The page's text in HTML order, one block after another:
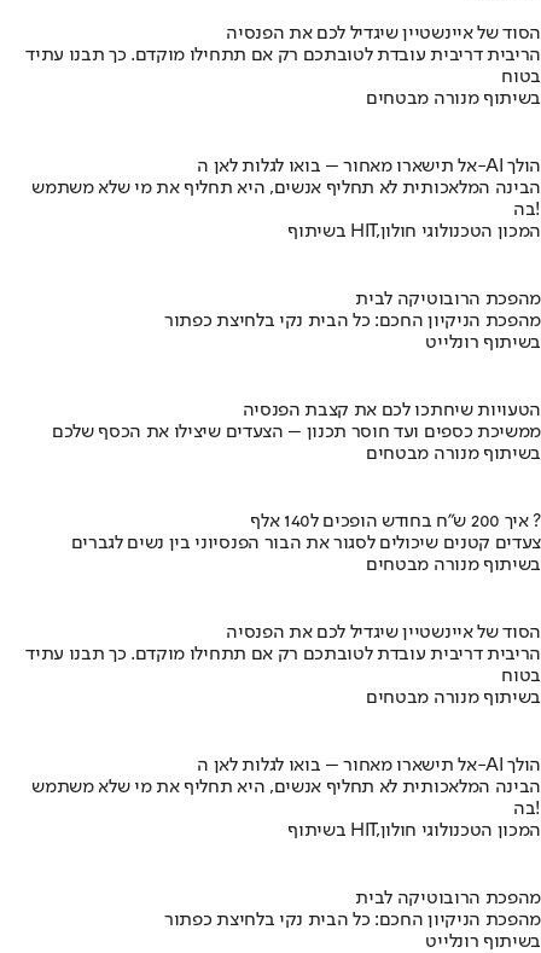
הסוד של איינשטיין שיגדיל לכם את הפנסיה
הריבית דריבית עובדת לטובתכם רק אם תתחילו מוקדם. כך תבנו עתיד
בטוח
בשיתוף מנורה מבטחים
אל תישארו מאחור – בואו לגלות לאן ה-AI הולך
הבינה המלאכותית לא תחליף אנשים, היא תחליף את מי שלא משתמש
בה!
בשיתוף HIT,המכון הטכנולוגי חולון
מהפכת הרובוטיקה לבית
מהפכת הניקיון החכם: כל הבית נקי בלחיצת כפתור
בשיתוף רונלייט
הטעויות שיחתכו לכם את קצבת הפנסיה
ממשיכת כספים ועד חוסר תכנון – הצעדים שיצילו את הכסף שלכם
בשיתוף מנורה מבטחים
איך 200 ש"ח בחודש הופכים ל140 אלף ?
צעדים קטנים שיכולים לסגור את הבור הפנסיוני בין נשים לגברים
בשיתוף מנורה מבטחים
הסוד של איינשטיין שיגדיל לכם את הפנסיה
הריבית דריבית עובדת לטובתכם רק אם תתחילו מוקדם. כך תבנו עתיד
בטוח
בשיתוף מנורה מבטחים
אל תישארו מאחור – בואו לגלות לאן ה-AI הולך
הבינה המלאכותית לא תחליף אנשים, היא תחליף את מי שלא משתמש
בה!
בשיתוף HIT,המכון הטכנולוגי חולון
מהפכת הרובוטיקה לבית
מהפכת הניקיון החכם: כל הבית נקי בלחיצת כפתור
בשיתוף רונלייט